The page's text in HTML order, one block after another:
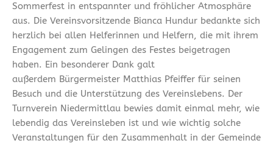
Sommerfest in entspannter und fröhlicher Atmosphäre
aus. Die Vereinsvorsitzende Bianca Hundur bedankte sich
herzlich bei allen Helferinnen und Helfern, die mit ihrem
Engagement zum Gelingen des Festes beigetragen
haben. Ein besonderer Dank galt
außerdem Bürgermeister Matthias Pfeiffer für seinen
Besuch und die Unterstützung des Vereinslebens. Der
Turnverein Niedermittlau bewies damit einmal mehr, wie
lebendig das Vereinsleben ist und wie wichtig solche
Veranstaltungen für den Zusammenhalt in der Gemeinde